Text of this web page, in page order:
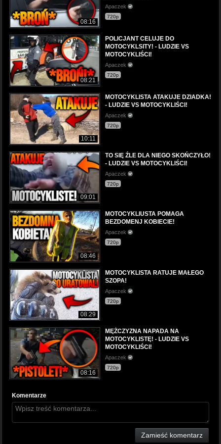
08:16
Apaczek
720p
08:21
POLICJANT CELUJE DO
MOTOCYKLSITY! - LUDZIE VS
MOTOCYKLIŚCI!
Apaczek
720p
10:11
MOTOCYKLISTA ATAKUJE DZIADKA!
- LUDZIE VS MOTOCYKLIŚCI!
Apaczek
720p
09:01
TO SIĘ ŹLE DLA NIEGO SKOŃCZYŁO!
- LUDZIE VS MOTOCYKLIŚCI!
Apaczek
720p
08:46
MOTOCYKLIUSTA POMAGA
BEZDOMENJ KOBIECIE!
Apaczek
720p
08:29
MOTOCYKLISTA RATUJE MAŁEGO
SZOPA!
Apaczek
720p
08:16
MĘŻCZYZNA NAPADA NA
MOTOCYKLISTĘ! - LUDZIE VS
MOTOCYKLIŚCI!
Apaczek
720p
Komentarze
Zamieść komentarz